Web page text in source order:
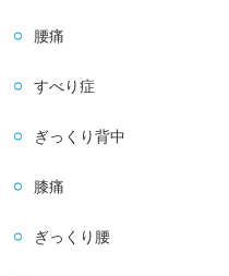
腰痛
すべり症
ぎっくり背中
膝痛
ぎっくり腰